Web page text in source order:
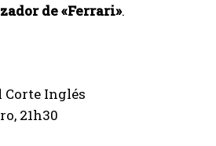
de «Ferrari».
Corte Inglés
21h30